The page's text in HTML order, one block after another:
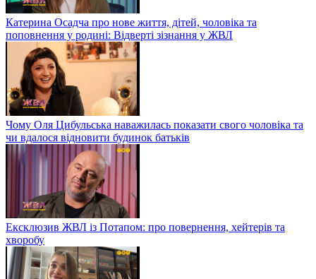
Катерина Осадча про нове життя, дітей, чоловіка та
поповнення у родині: Відверті зізнання у ЖВЛ
Чому Оля Цибульська наважилась показати свого чоловіка та
чи вдалося відновити будинок батьків
Ексклюзив ЖВЛ із Потапом: про повернення, хейтерів та
хворобу